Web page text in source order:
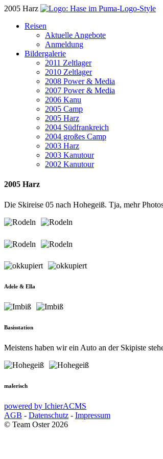
2005 Harz
Reisen
Aktuelle Angebote
Anmeldung
Bildergalerie
2011 Zeltlager
2010 Zeltlager
2008 Power & Media
2007 Power & Media
2006 Kanu
2005 Camp
2005 Harz
2004 Südfrankreich
2004 großes Camp
2003 Harz
2003 Kanutour
2002 Kanutour
2005 Harz
Die Skireise 05 nach Hohegeiß. Tja, mehr
Adele & Ella
Basisstation
Meistens haben wir ein Auto an der Skipiste
malerisch
powered by IchierACMS
AGB - Datenschutz - Impressum
© Team Oster 2026